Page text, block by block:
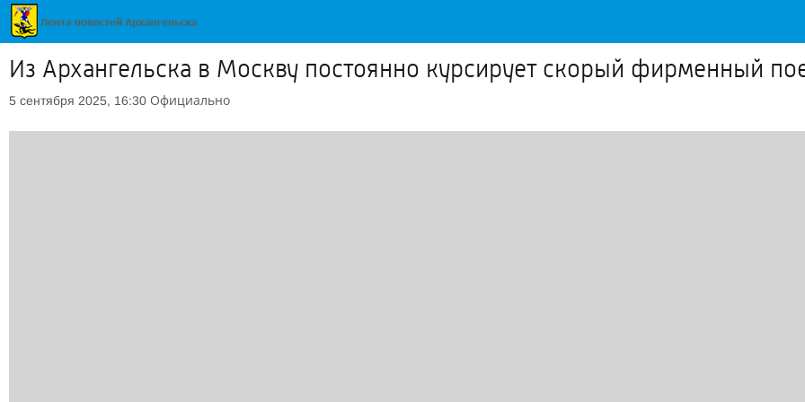
Из Архангельска в Москву постоянно курсирует скорый фирменный
5 сентября 2025, 16:30 Официально